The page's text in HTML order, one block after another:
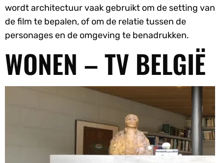
wordt architectuur vaak gebruikt om de setting van
de film te bepalen, of om de relatie tussen de
personages en de omgeving te benadrukken.
WONEN – TV BELGIË